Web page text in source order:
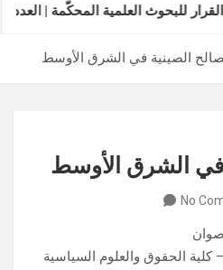
مجلة القرار للبحوث العلمية المحكّمة | العدد الحادي
الصينية في الشرق الأوسط
في الشرق الأوسط
No
كلية الحقوق والعلوم السياسية